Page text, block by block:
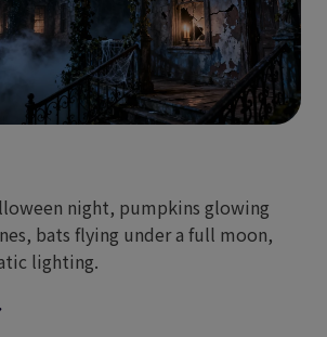
night, pumpkins glowing
bats flying under a full moon,
lighting.